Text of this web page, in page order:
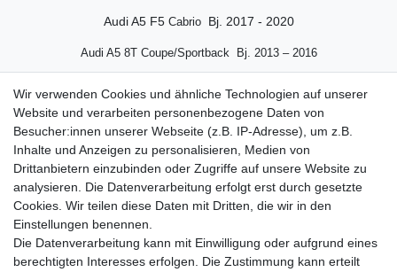
Audi A5 F5 Cabrio Bj. 2017 - 2020
Audi A5 8T Coupe/Sportback Bj. 2013 – 2016
Audi A6 4G Bj. 2013 – 2018
Audi A6 C8 Bj. 2018 - 2020
Audi Q5 8R Bj. 2014 – 2017
Audi Q5 FY Bj- 2018 - 2020
Wir verwenden Cookies und ähnliche Technologien auf unserer
Website und verarbeiten personenbezogene Daten von
Besucher:innen unserer Webseite (z.B. IP-Adresse), um z.B.
Inhalte und Anzeigen zu personalisieren, Medien von
Drittanbietern einzubinden oder Zugriffe auf unsere Website zu
analysieren. Die Datenverarbeitung erfolgt erst durch gesetzte
Cookies. Wir teilen diese Daten mit Dritten, die wir in den
Einstellungen benennen.
Die Datenverarbeitung kann mit Einwilligung oder aufgrund eines
berechtigten Interesses erfolgen. Die Zustimmung kann erteilt